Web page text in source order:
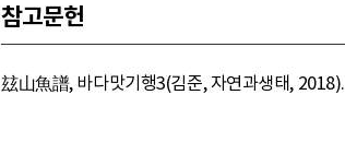
참고문헌
玆山魚譜, 바다맛기행3(김준, 자연과생태, 2018).